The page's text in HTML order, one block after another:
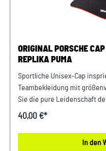
100%
nicht bügeln. Farbe:
PlattlingUSt-Ident.-Nr.:
ORIGINAL PORSCHE
REPLIKA PUMA
Sportliche Unisex-Cap
Teambekleidung mit
Sie die pure Leidenschaft
Motorsport Replica
Aus 100% Polyster
Schnalle Made in Germany
40,00 €*
In den